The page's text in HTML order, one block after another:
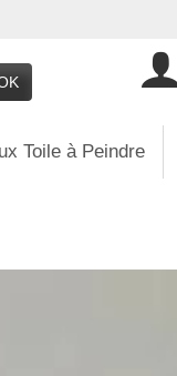
Toile à Peindre